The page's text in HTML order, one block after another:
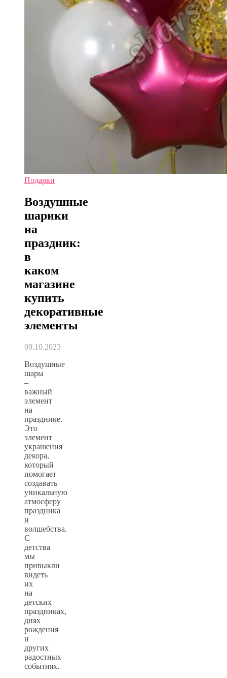
Подарки
Воздушные
шарики
на
праздник:
в
каком
магазине
купить
декоративные
элементы
09.10.2023
Воздушные
шары
–
важный
элемент
на
празднике.
Это
элемент
украшения
декора,
который
помогает
создавать
уникальную
атмосферу
праздника
и
волшебства.
С
детства
мы
привыкли
видеть
их
на
детских
праздниках,
днях
рождения
и
других
радостных
событиях.